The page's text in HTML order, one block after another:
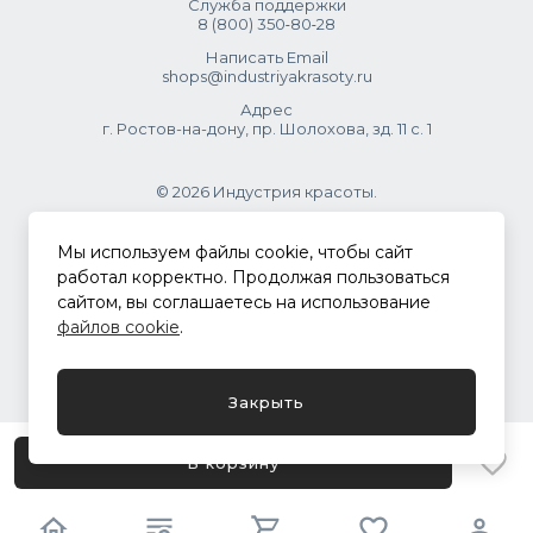
В корзину
Служба поддержки
8 (800) 350‑80‑28
Написать Email
shops@industriyakrasoty.ru
Адрес
г. Ростов-на-дону, пр. Шолохова, зд. 11 с. 1
© 2026 Индустрия красоты.
.
Политика конфиденциальности
Мы используем файлы cookie, чтобы сайт
работал корректно. Продолжая пользоваться
сайтом, вы соглашаетесь на использование
файлов cookie.
Закрыть